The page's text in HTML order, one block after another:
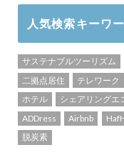
人気検索キーワ
サステナブルツーリズム
二拠点居住
テレワーク
ホテル
シェアリングエ
ADDress
Airbnb
脱炭素